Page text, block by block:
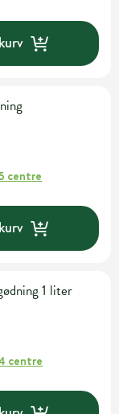
centre
1 liter
centre